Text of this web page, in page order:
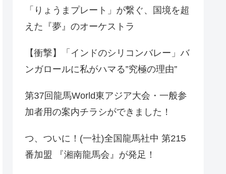
「りょうまプレート」が繋ぐ、国境を超
えた『夢』のオーケストラ
【衝撃】「インドのシリコンバレー」バ
ンガロールに私がハマる”究極の理由”
第37回龍馬World東アジア大会・一般参
加者用の案内チラシができました！
つ、ついに！(一社)全国龍馬社中 第215
番加盟 『湘南龍馬会』が発足！